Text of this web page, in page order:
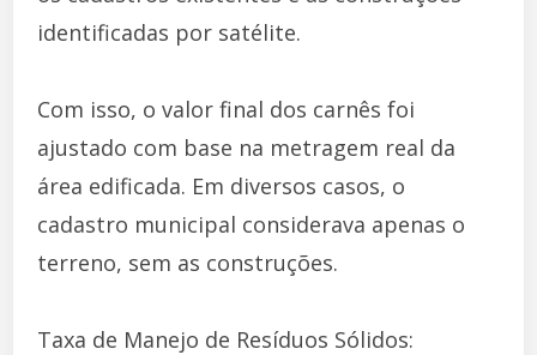
identificadas por satélite.
Com isso, o valor final dos carnês foi
ajustado com base na metragem real da
área edificada. Em diversos casos, o
cadastro municipal considerava apenas o
terreno, sem as construções.
Taxa de Manejo de Resíduos Sólidos: